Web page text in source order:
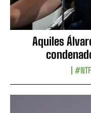
Aquiles
#NTF